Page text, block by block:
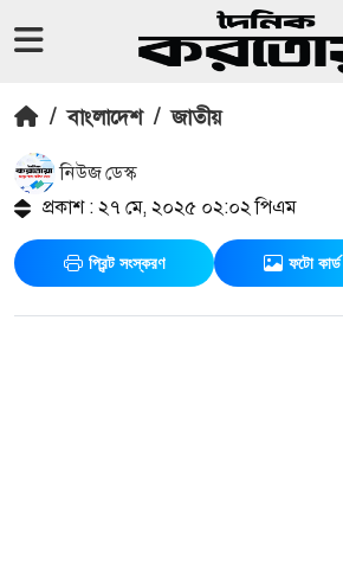
/ বাংলাদেশ / জাতীয়
নিউজ ডেস্ক
প্রকাশ : ২৭ মে, ২০২৫ ০২:০২ পিএম
প্রিন্ট সংস্করণ ফটো কার্ড